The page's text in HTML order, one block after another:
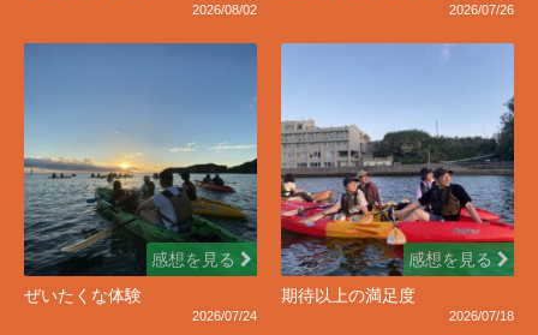
2026/08/02 2026/07/26
感想を見る
ぜいたくな体験
2026/07/24
感想を見る
期待以上の満足度
2026/07/18